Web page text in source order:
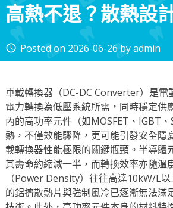
高熱不退？散熱設
access_time Posted on 2026-06-26byadmin
車載轉換器（DC-DC Converter）是電
電力轉換為低壓系統所需，同時穩定
內的高功率元件（如MOSFET、IGBT
熱，不僅效能驟降，更可能引發安全
載轉換器性能極限的關鍵瓶頸。半導
其壽命約縮減一半，而轉換效率亦隨
（Power Density）往往高達10kW/L
的鋁擠散熱片與強制風冷已逐漸無法